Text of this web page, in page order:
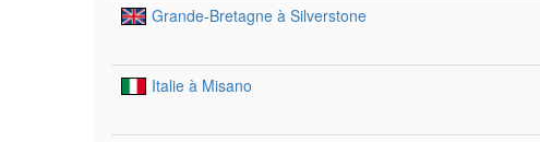
Grande-Bretagne à Silverstone
Italie à Misano